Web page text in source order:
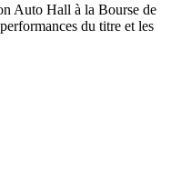
Auto Hall à la Bourse de
du titre et les